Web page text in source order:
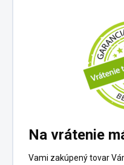
Na vrátenie
Vami zakúpený tovar